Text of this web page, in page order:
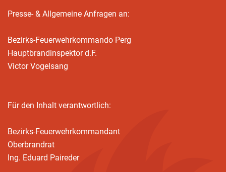
Presse- & Allgemeine Anfragen an:
Bezirks-Feuerwehrkommando Perg
Hauptbrandinspektor d.F.
Victor Vogelsang
Für den Inhalt verantwortlich:
Bezirks-Feuerwehrkommandant
Oberbrandrat
Ing. Eduard Paireder